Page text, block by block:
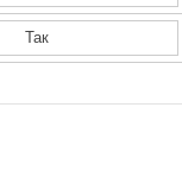
Так